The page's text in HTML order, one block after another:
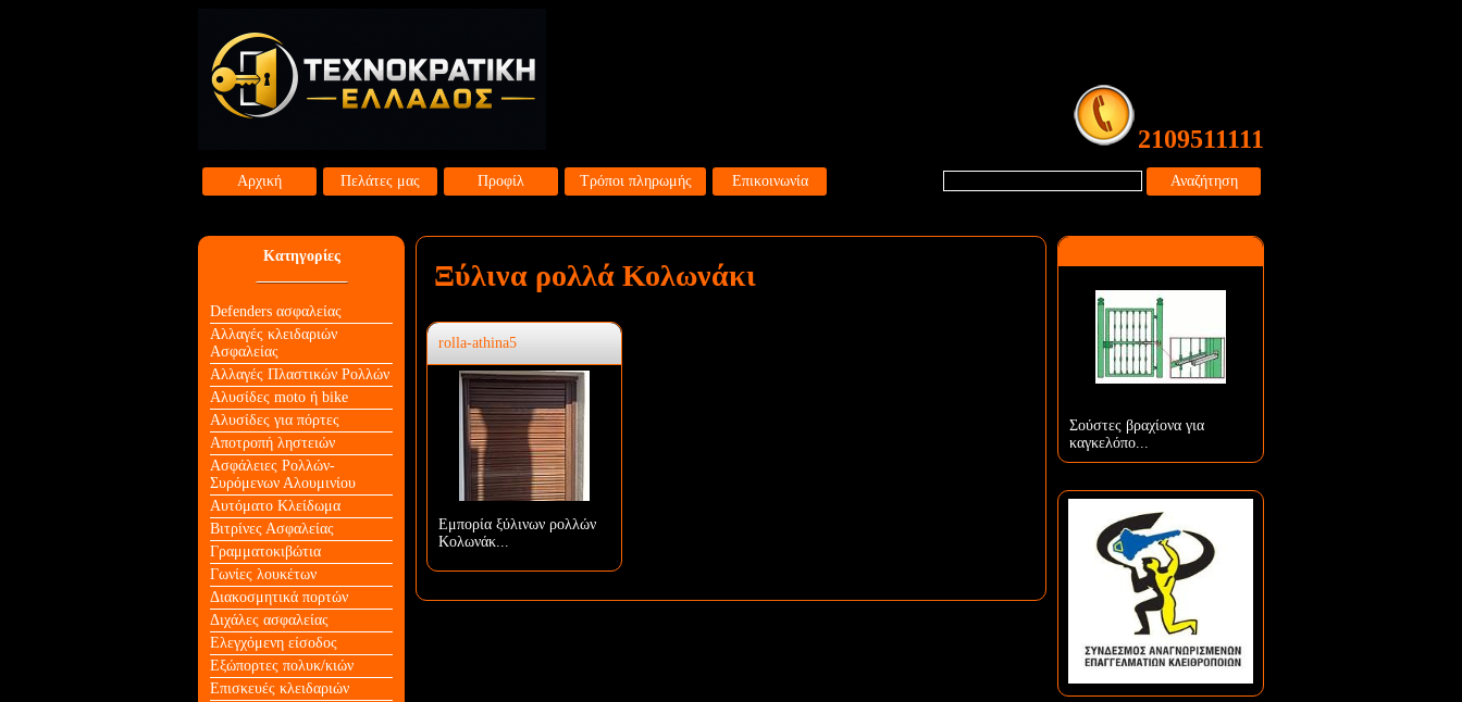
2109511111
Αρχική Πελάτες μας Προφίλ Τρόποι πληρωμής Επικοινωνία Αναζήτηση
Κατηγορίες
Defenders ασφαλείας
Αλλαγές κλειδαριών
Aσφαλείας
Αλλαγές Πλαστικών Ρολλών
Αλυσίδες moto ή bike
Αλυσίδες για πόρτες
Αποτροπή ληστειών
Ασφάλειες Ρολλών-
Συρόμενων Αλουμινίου
Αυτόματο Κλείδωμα
Βιτρίνες Ασφαλείας
Γραμματοκιβώτια
Γωνίες λουκέτων
Διακοσμητικά πορτών
Διχάλες ασφαλείας
Ελεγχόμενη είσοδος
Εξώπορτες πολυκ/κιών
Επισκευές κλειδαριών
Ξύλινα ρολλά Κολωνάκι
rolla-athina5
Εμπορία ξύλινων ρολλών
Κολωνάκ...
Σούστες βραχίονα για
καγκελόπο...